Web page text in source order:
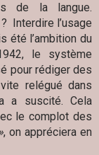
de la langue.
? Interdire l’usage
été l’ambition du
le système
pour rédiger des
relégué dans
a suscité. Cela
le complot des
, on appréciera en